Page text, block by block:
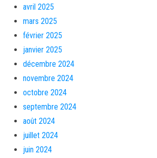
avril 2025
mars 2025
février 2025
janvier 2025
décembre 2024
novembre 2024
octobre 2024
septembre 2024
août 2024
juillet 2024
juin 2024